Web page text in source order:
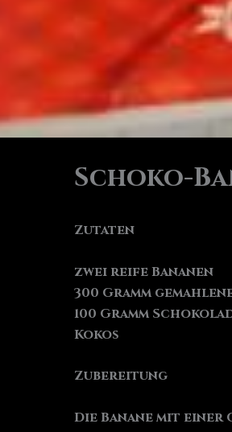
Schoko-
Zutaten
zwei reife Bananen
300 Gramm
100 Gramm
Kokos
Zubereitung
Die Banane mit